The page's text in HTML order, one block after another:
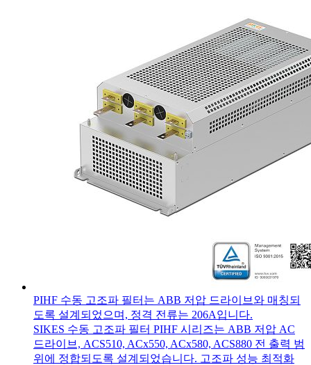
PIHF 수동 고조파 필터는 ABB 저압 드라이브와 매칭되
도록 설계되었으며, 정격 전류는 206A입니다.
SIKES 수동 고조파 필터 PIHF 시리즈는 ABB 저압 AC
드라이브, ACS510, ACx550, ACx580, ACS880 전 출력 범
위에 정합되도록 설계되었습니다. 고조파 성능 최적화